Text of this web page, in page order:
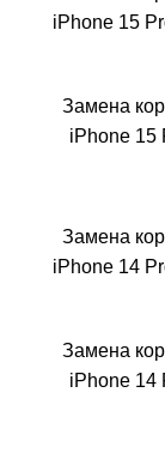
iPhone 15
Замена
iPhone 15
Замена
iPhone 14
Замена
iPhone 14